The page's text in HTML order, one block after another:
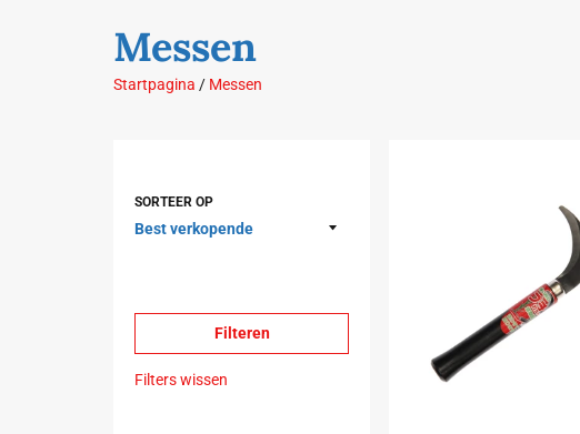
Messen
Startpagina / Messen
SORTEER OP
Filters wissen